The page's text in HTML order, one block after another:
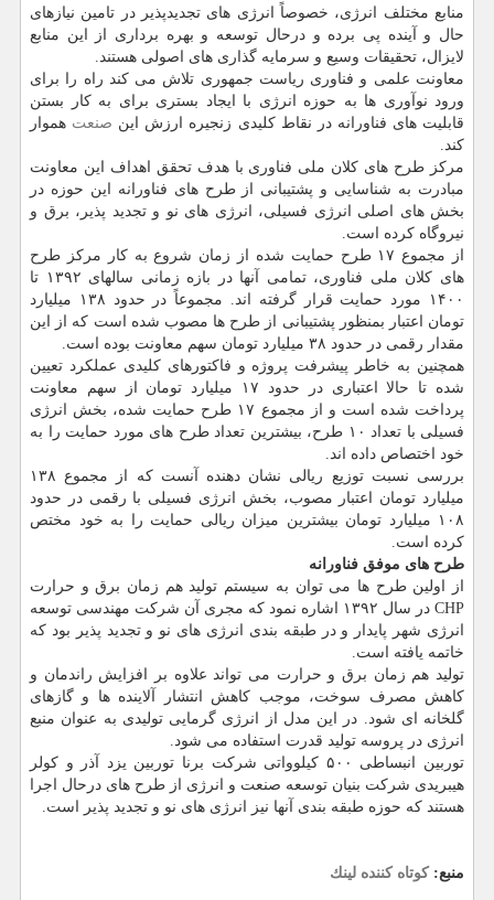
منابع مختلف انرژی، خصوصاً انرژی های تجدیدپذیر در تامین نیازهای
حال و آینده پی برده و درحال توسعه و بهره برداری از این منابع
لایزال، تحقیقات وسیع و سرمایه گذاری های اصولی هستند.
معاونت علمی و فناوری ریاست جمهوری تلاش می کند راه را برای
ورود نوآوری ها به حوزه انرژی با ایجاد بستری برای به کار بستن
قابلیت های فناورانه در نقاط کلیدی زنجیره ارزش این صنعت هموار
کند.
مرکز طرح های کلان ملی فناوری با هدف تحقق اهداف این معاونت
مبادرت به شناسایی و پشتیبانی از طرح های فناورانه این حوزه در
بخش های اصلی انرژی فسیلی، انرژی های نو و تجدید پذیر، برق و
نیروگاه کرده است.
از مجموع ۱۷ طرح حمایت شده از زمان شروع به کار مرکز طرح
های کلان ملی فناوری، تمامی آنها در بازه زمانی سالهای ۱۳۹۲ تا
۱۴۰۰ مورد حمایت قرار گرفته اند. مجموعاً در حدود ۱۳۸ میلیارد
تومان اعتبار بمنظور پشتیبانی از طرح ها مصوب شده است که از این
مقدار رقمی در حدود ۳۸ میلیارد تومان سهم معاونت بوده است.
همچنین به خاطر پیشرفت پروژه و فاکتورهای کلیدی عملکرد تعیین
شده تا حالا اعتباری در حدود ۱۷ میلیارد تومان از سهم معاونت
پرداخت شده است و از مجموع ۱۷ طرح حمایت شده، بخش انرژی
فسیلی با تعداد ۱۰ طرح، بیشترین تعداد طرح های مورد حمایت را به
خود اختصاص داده اند.
بررسی نسبت توزیع ریالی نشان دهنده آنست که از مجموع ۱۳۸
میلیارد تومان اعتبار مصوب، بخش انرژی فسیلی با رقمی در حدود
۱۰۸ میلیارد تومان بیشترین میزان ریالی حمایت را به خود مختص
کرده است.
طرح های موفق فناورانه
از اولین طرح ها می توان به سیستم تولید هم زمان برق و حرارت
CHP در سال ۱۳۹۲ اشاره نمود که مجری آن شرکت مهندسی توسعه
انرژی شهر پایدار و در طبقه بندی انرژی های نو و تجدید پذیر بود که
خاتمه یافته است.
تولید هم زمان برق و حرارت می تواند علاوه بر افزایش راندمان و
کاهش مصرف سوخت، موجب کاهش انتشار آلاینده ها و گازهای
گلخانه ای شود. در این مدل از انرژی گرمایی تولیدی به عنوان منبع
انرژی در پروسه تولید قدرت استفاده می شود.
توربین انبساطی ۵۰۰ کیلوواتی شرکت برنا توربین یزد آذر و کولر
هیبریدی شرکت بنیان توسعه صنعت و انرژی از طرح های درحال اجرا
هستند که حوزه طبقه بندی آنها نیز انرژی های نو و تجدید پذیر است.
منبع:كوتاه كننده لینك